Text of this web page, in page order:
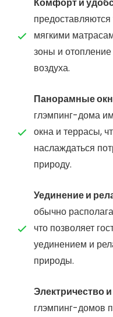
предоставляются
мягкими
зоны и
воздуха.
Панорамные
глэмпинг-дома
окна и террасы,
наслаждаться
природу.
Уединение и
обычно
что позволяет
уединением и
природы.
Электричество
глэмпинг-домов